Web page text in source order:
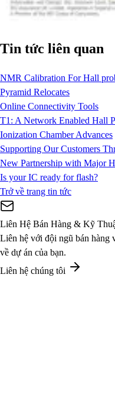
Tin tức liên quan
NMR Calibration For Hall
Pyramid Relocates
Online Connectivity Tools
T1: A Network Enabled Hall
Ionization Chamber Advances
Supporting Our Customers
New Partnership with Major
Is your IC ready for flash?
Trở về trang tin tức
Liên Hệ Bán Hàng & Kỹ
Liên hệ với đội ngũ bán hàng
về dự án của bạn.
Liên hệ chúng tôi